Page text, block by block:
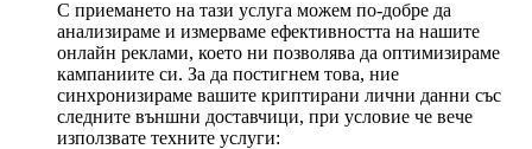
С приемането на тази услуга можем по-добре да
анализираме и измерваме ефективността на нашите
онлайн реклами, което ни позволява да оптимизираме
кампаниите си. За да постигнем това, ние
синхронизираме вашите криптирани лични данни със
следните външни доставчици, при условие че вече
използвате техните услуги: